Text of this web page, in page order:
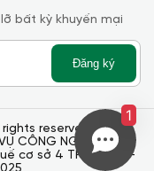
bất kỳ khuyến mại
Đăng ký
reserved.
CÔNG NGHỆ KHÁNH
cơ sở 4 TP. Hà Nội -
1